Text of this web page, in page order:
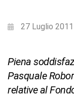
27 Luglio 2011
Piena
Pasquale
relative al